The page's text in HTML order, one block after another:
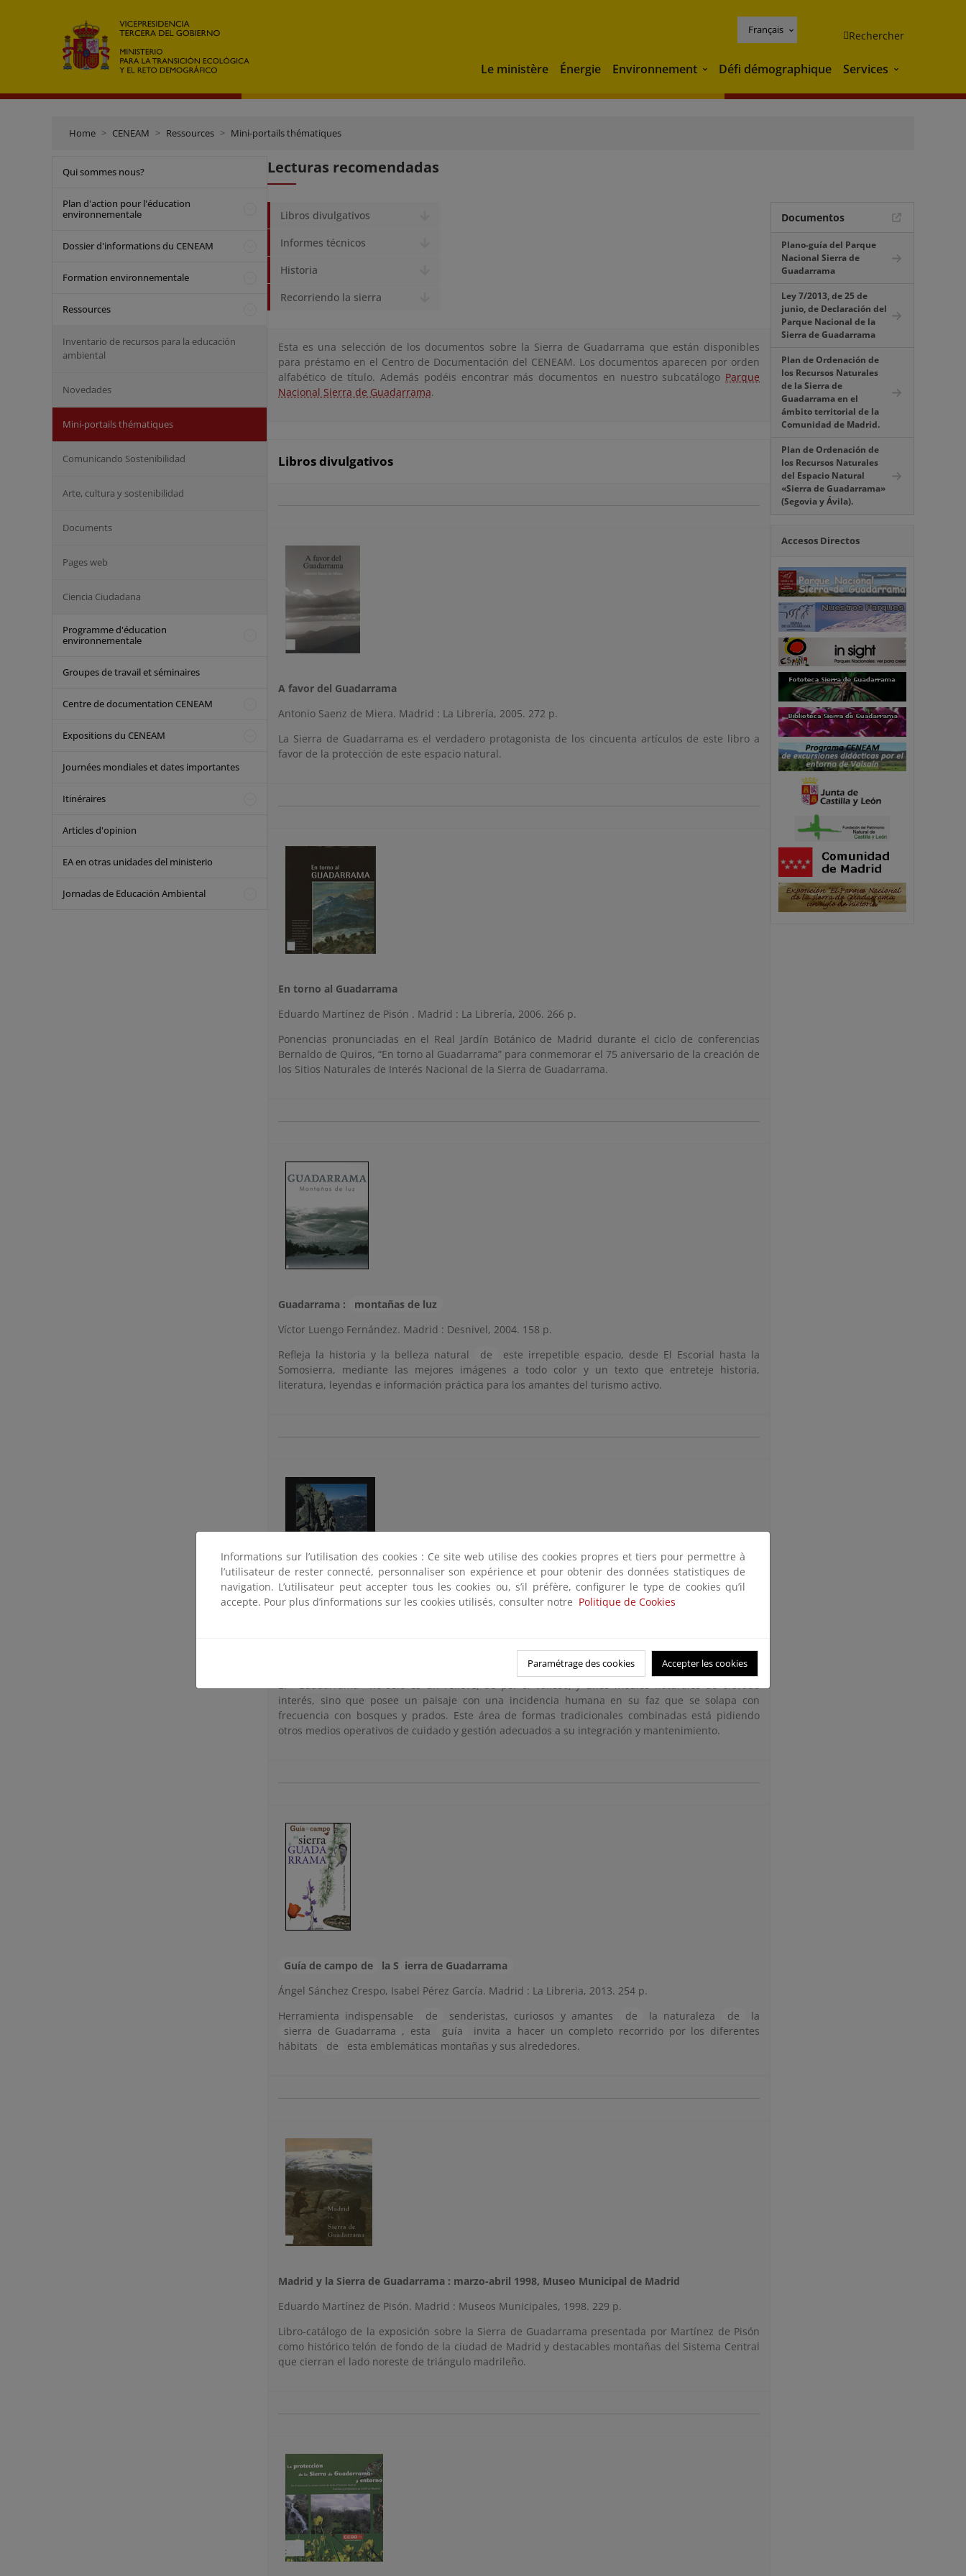
Français Rechercher
Le ministère Énergie Environnement Environnement
Défi démographique Services Services
Home CENEAM Ressources Mini-portails thématiques
Qui sommes nous?
Plan d'action pour l'éducation
environnementale
Dossier d'informations du CENEAM
Formation environnementale
Ressources
Inventario de recursos para la educación
ambiental
Novedades
Mini-portails thématiques
Comunicando Sostenibilidad
Arte, cultura y sostenibilidad
Documents
Pages web
Ciencia Ciudadana
Programme d'éducation
environnementale
Groupes de travail et séminaires
Centre de documentation CENEAM
Expositions du CENEAM
Journées mondiales et dates importantes
Itinéraires
Articles d'opinion
EA en otras unidades del ministerio
Jornadas de Educación Ambiental
Lecturas recomendadas
Libros divulgativos
Informes técnicos
Historia
Recorriendo la sierra
Esta es una selección de los documentos sobre la Sierra de Guadarrama que están disponibles
para préstamo en el Centro de Documentación del CENEAM. Los documentos aparecen por orden
alfabético de título. Además podéis encontrar más documentos en nuestro subcatálogo Parque
Nacional Sierra de Guadarrama.
Libros divulgativos
A favor del Guadarrama
Antonio Saenz de Miera. Madrid : La Librería, 2005. 272 p.
La Sierra de Guadarrama es el verdadero protagonista de los cincuenta artículos de este libro a
favor de la protección de este espacio natural.
En torno al Guadarrama
Eduardo Martínez de Pisón . Madrid : La Librería, 2006. 266 p.
Ponencias pronunciadas en el Real Jardín Botánico de Madrid durante el ciclo de conferencias
Bernaldo de Quiros, “En torno al Guadarrama” para conmemorar el 75 aniversario de la creación de
los Sitios Naturales de Interés Nacional de la Sierra de Guadarrama.
Guadarrama :
montañas de luz
Víctor Luengo Fernández. Madrid : Desnivel, 2004. 158 p.
Refleja la historia y la belleza natural
de
este irrepetible espacio, desde El Escorial hasta la
Somosierra, mediante las mejores imágenes a todo color y un texto que entreteje historia,
literatura, leyendas e información práctica para los amantes del turismo activo.
El Guadarrama no sólo es un relieve, de por sí valioso, y unos medios naturales de elevado
interés, sino que posee un paisaje con una incidencia humana en su faz que se solapa con
frecuencia con bosques y prados. Este área de formas tradicionales combinadas está pidiendo
otros medios operativos de cuidado y gestión adecuados a su integración y mantenimiento.
Guía de campo de la S ierra de Guadarrama
Ángel Sánchez Crespo, Isabel Pérez García. Madrid : La Libreria, 2013. 254 p.
Herramienta indispensable
de senderistas, curiosos y amantes de la naturaleza de
la
sierra de Guadarrama , esta guía
invita a hacer un completo recorrido por los diferentes
hábitats
de esta emblemáticas montañas y sus alrededores.
Madrid y la Sierra de Guadarrama : marzo-abril 1998, Museo Municipal de Madrid
Eduardo Martínez de Pisón. Madrid : Museos Municipales, 1998. 229 p.
Libro-catálogo de la exposición sobre la Sierra de Guadarrama presentada por Martínez de Pisón
como histórico telón de fondo de la ciudad de Madrid y destacables montañas del Sistema Central
que cierran el lado noreste de triángulo madrileño.
Documentos
Plano-guía del Parque
Nacional Sierra de
Guadarrama
Ley 7/2013, de 25 de
junio, de Declaración del
Parque Nacional de la
Sierra de Guadarrama
Plan de Ordenación de
los Recursos Naturales
de la Sierra de
Guadarrama en el
ámbito territorial de la
Comunidad de Madrid.
Plan de Ordenación de
los Recursos Naturales
del Espacio Natural
«Sierra de Guadarrama»
(Segovia y Ávila).
Accesos Directos
Informations sur l’utilisation des cookies : Ce site web utilise des cookies propres et tiers pour permettre à
l’utilisateur de rester connecté, personnaliser son expérience et pour obtenir des données statistiques de
navigation. L’utilisateur peut accepter tous les cookies ou, s’il préfère, configurer le type de cookies qu’il
accepte. Pour plus d’informations sur les cookies utilisés, consulter notre Politique de Cookies
Paramétrage des cookies Accepter les cookies